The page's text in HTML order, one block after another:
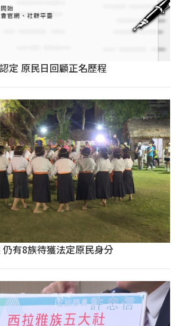
定 原民日回顧正名歷程
有8族待獲法定原民身分